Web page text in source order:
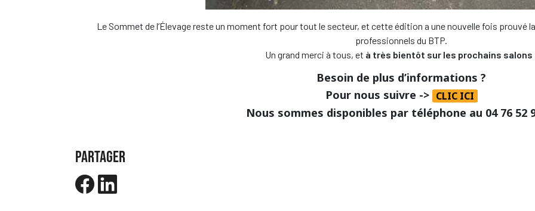
Le Sommet de l’Élevage reste un moment fort pour tout le secteur, et cette édition a une nouvelle fois prouvé
professionnels du BTP.
Un grand merci à tous, et à très bientôt sur les prochains salons
Besoin de plus d’informations ?
Pour nous suivre -> CLIC ICI
Nous sommes disponibles par téléphone au 04 76 52
PARTAGER